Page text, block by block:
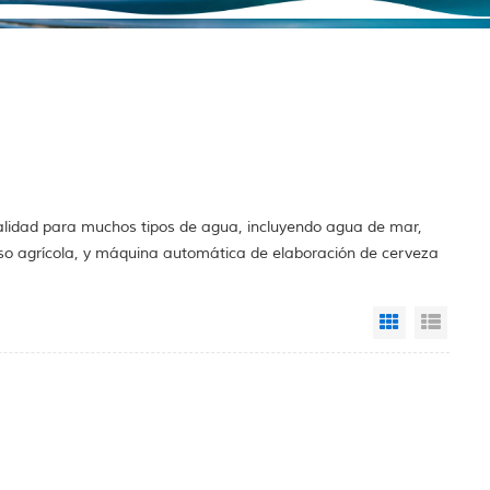
para muchos tipos de agua, incluyendo agua de mar,
agrícola, y máquina automática de elaboración de cerveza
Grid View